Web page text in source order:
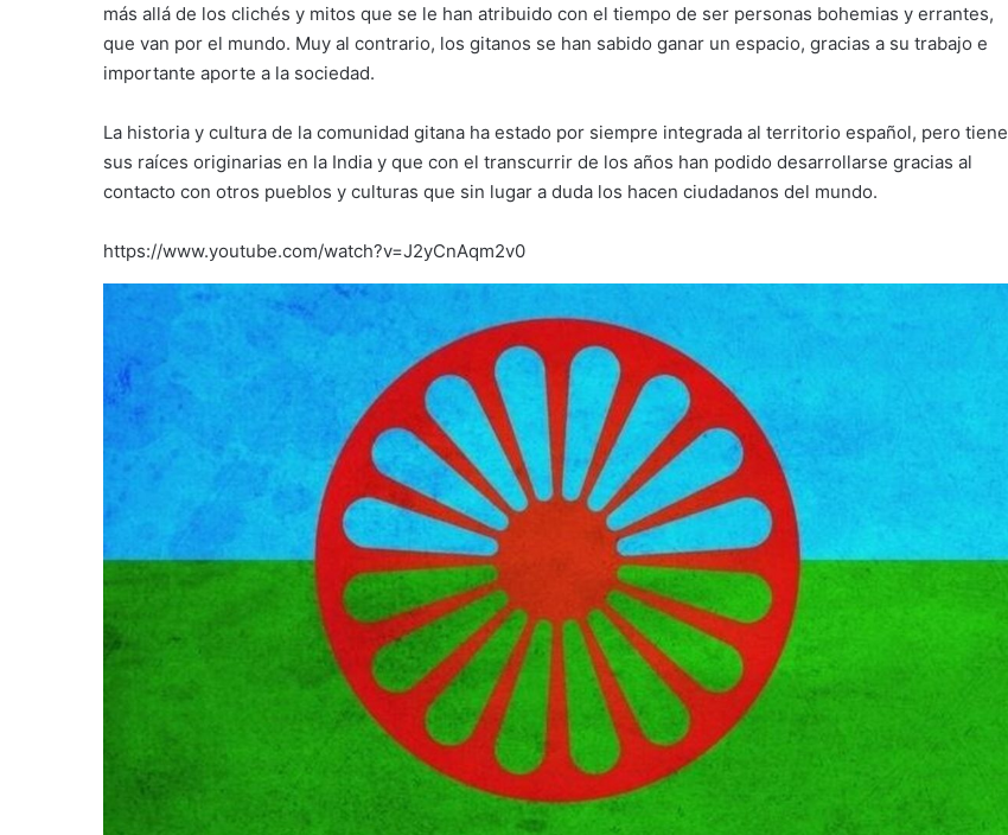
más allá de los clichés y mitos que se le han atribuido con el tiempo de ser personas bohemias y errantes,
que van por el mundo. Muy al contrario, los gitanos se han sabido ganar un espacio, gracias a su trabajo e
importante aporte a la sociedad.
La historia y cultura de la comunidad gitana ha estado por siempre integrada al territorio español, pero tiene
sus raíces originarias en la India y que con el transcurrir de los años han podido desarrollarse gracias al
contacto con otros pueblos y culturas que sin lugar a duda los hacen ciudadanos del mundo.
https://www.youtube.com/watch?v=J2yCnAqm2v0